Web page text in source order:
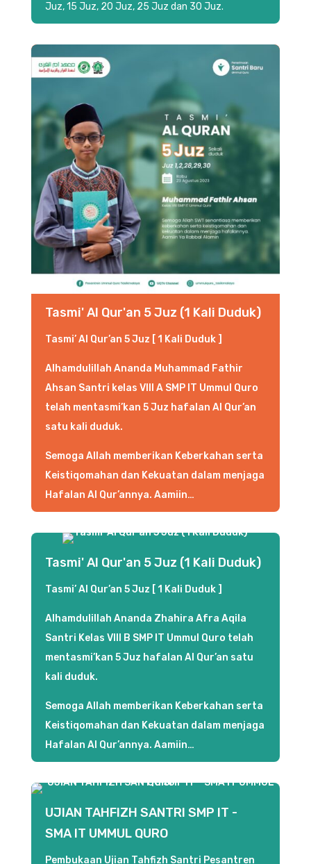
Juz, 15 Juz, 20 Juz, 25 Juz dan 30 Juz.
Tasmi' Al Qur'an 5 Juz (1 Kali Duduk)
Tasmi’ Al Qur’an 5 Juz [ 1 Kali Duduk ]
Alhamdulillah Ananda Muhammad Fathir
Ahsan Santri kelas VIII A SMP IT Ummul Quro
telah mentasmi’kan 5 Juz hafalan Al Qur’an
satu kali duduk.
Semoga Allah memberikan Keberkahan serta
Keistiqomahan dan Kekuatan dalam menjaga
Hafalan Al Qur’annya. Aamiin…
Tasmi' Al Qur'an 5 Juz (1 Kali Duduk)
Tasmi’ Al Qur’an 5 Juz [ 1 Kali Duduk ]
Alhamdulillah Ananda Zhahira Afra Aqila
Santri Kelas VIII B SMP IT Ummul Quro telah
mentasmi’kan 5 Juz hafalan Al Qur’an satu
kali duduk.
Semoga Allah memberikan Keberkahan serta
Keistiqomahan dan Kekuatan dalam menjaga
Hafalan Al Qur’annya. Aamiin…
UJIAN TAHFIZH SANTRI SMP IT -
SMA IT UMMUL QURO
Pembukaan Ujian Tahfizh Santri Pesantren